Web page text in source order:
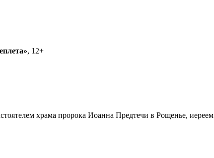
, 12+
храма пророка Иоанна Предтечи в Рощенье, иереем